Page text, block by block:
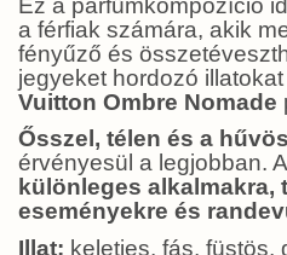
Ez a parfümkompozíció
a férfiak számára, akik
fényűző és
jegyeket hordozó
Vuitton Ombre Nomade
Ősszel, télen és a
érvényesül a legjobban.
különleges alkalmakra,
eseményekre és
Illat: keleties, fás, füstös,